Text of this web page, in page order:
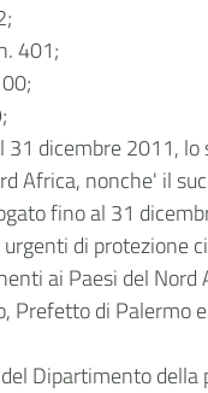
401;
dicembre 2011,
Africa, nonche' il
fino al 31
di protezione
ai Paesi del Nord
Prefetto di Palermo
Dipartimento